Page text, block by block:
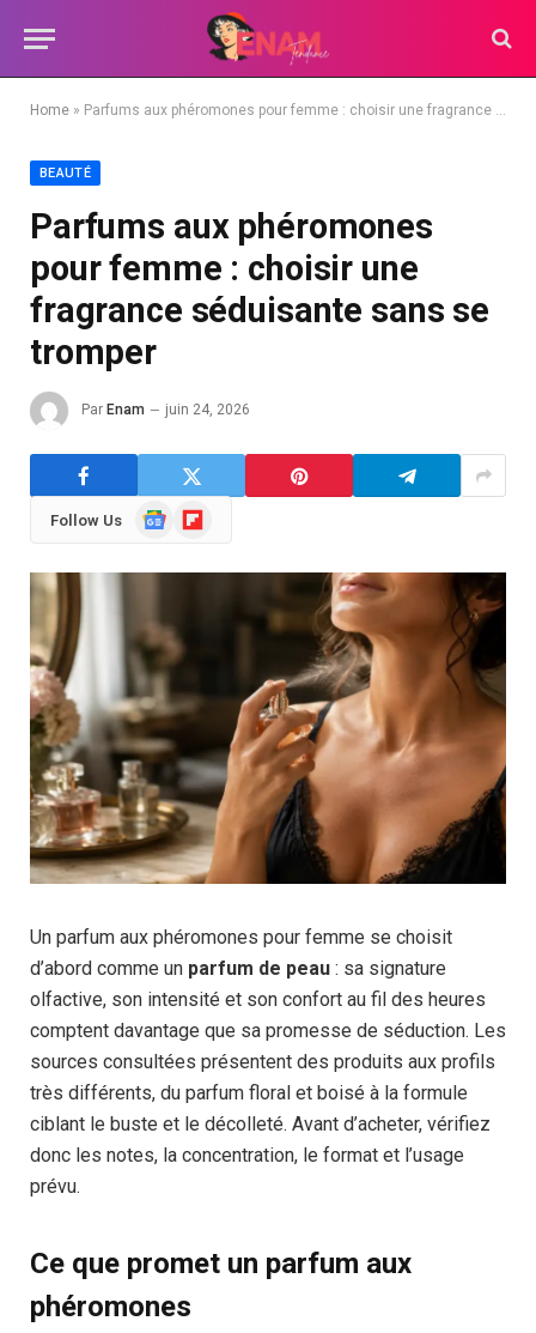
Home » Parfums aux phéromones pour femme : choisir une fragrance séduisante sans se tromper
BEAUTÉ
Parfums aux phéromones
pour femme : choisir une
fragrance séduisante sans se
tromper
Par Enam juin 24, 2026
Follow Us
GoogleFlipboard
Un parfum aux phéromones pour femme se choisit
d’abord comme un parfum de peau : sa signature
olfactive, son intensité et son confort au fil des heures
comptent davantage que sa promesse de séduction. Les
sources consultées présentent des produits aux profils
très différents, du parfum floral et boisé à la formule
ciblant le buste et le décolleté. Avant d’acheter, vérifiez
donc les notes, la concentration, le format et l’usage
prévu.
Ce que promet un parfum aux
phéromones